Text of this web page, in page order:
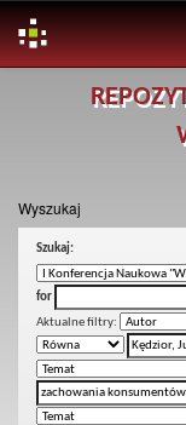
Wyszukaj
Szukaj:
for
Aktualne filtry: